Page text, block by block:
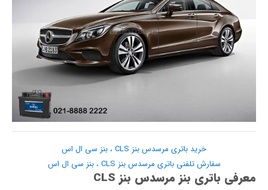
خرید باتری مرسدس بنز CLS ، بنز سی ال اس
سفارش تلفنی باتری مرسدس بنز CLS ، بنز سی ال اس
معرفی باتری بنز مرسدس بنز CLS